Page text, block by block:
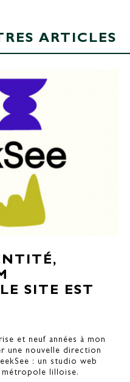
ARTICLES
SITE EST
et neuf années à mon
une nouvelle direction
: un studio web
métropole lilloise.